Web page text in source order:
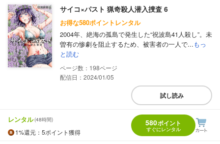
サイコ×パスト 猟奇殺人潜入捜査 6
お得な580ポイントレンタル
2004年、絶海の孤島で発生した“祝波島41人殺し”。未
曽有の惨劇を阻止するため、被害者の一人で...もっ
と読む
198
配信日：2024/01/05
試し読み
レンタル(48時間)
1%還元 ：5ポイント獲得
580ポイント
すぐにレンタル